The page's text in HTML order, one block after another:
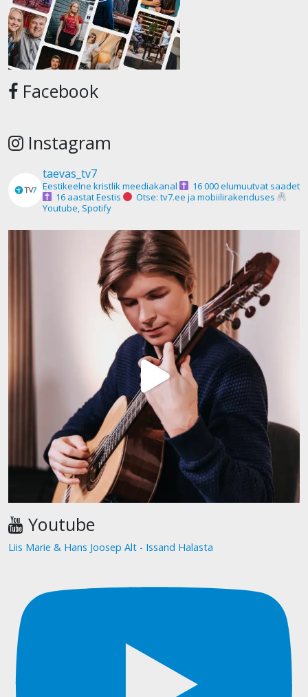
Facebook
Instagram
taevas_tv7
Eestikeelne kristlik meediakanal
16 000 elumuutvat saadet
16 aastat Eestis
Otse: tv7.ee ja mobiilirakenduses
Youtube, Spotify
Youtube
Liis Marie & Hans Joosep Alt - Issand Halasta